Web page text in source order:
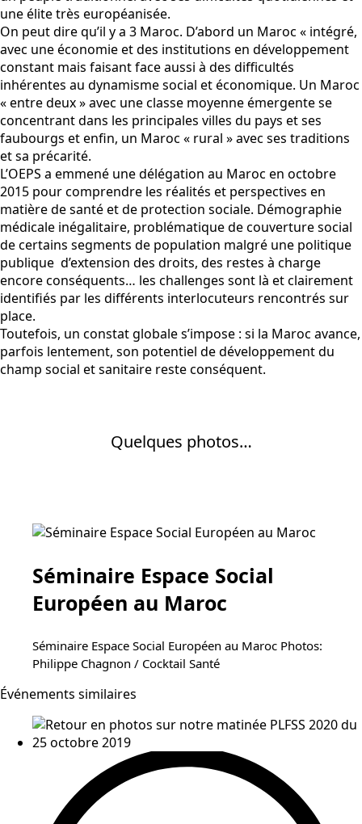
une élite très européanisée.
On peut dire qu’il y a 3 Maroc. D’abord un Maroc « intégré,
avec une économie et des institutions en développement
constant mais faisant face aussi à des difficultés
inhérentes au dynamisme social et économique. Un Maroc
« entre deux » avec une classe moyenne émergente se
concentrant dans les principales villes du pays et ses
faubourgs et enfin, un Maroc « rural » avec ses traditions
et sa précarité.
L’OEPS a emmené une délégation au Maroc en octobre
2015 pour comprendre les réalités et perspectives en
matière de santé et de protection sociale. Démographie
médicale inégalitaire, problématique de couverture social
de certains segments de population malgré une politique
publique d’extension des droits, des restes à charge
encore conséquents… les challenges sont là et clairement
identifiés par les différents interlocuteurs rencontrés sur
place.
Toutefois, un constat globale s’impose : si la Maroc avance,
parfois lentement, son potentiel de développement du
champ social et sanitaire reste conséquent.
Quelques photos…
Séminaire Espace Social
Européen au Maroc
Séminaire Espace Social Européen au Maroc Photos:
Philippe Chagnon / Cocktail Santé
Événements similaires